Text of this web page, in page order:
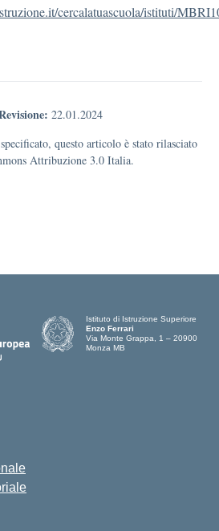
cercalatuascuola/istituti/
22.01.2024
questo articolo è stato rilasciato
Attribuzione 3.0 Italia.
Istituto di Istruzione Superiore
Enzo Ferrari
Via Monte Grappa, 1 – 20900
Monza MB